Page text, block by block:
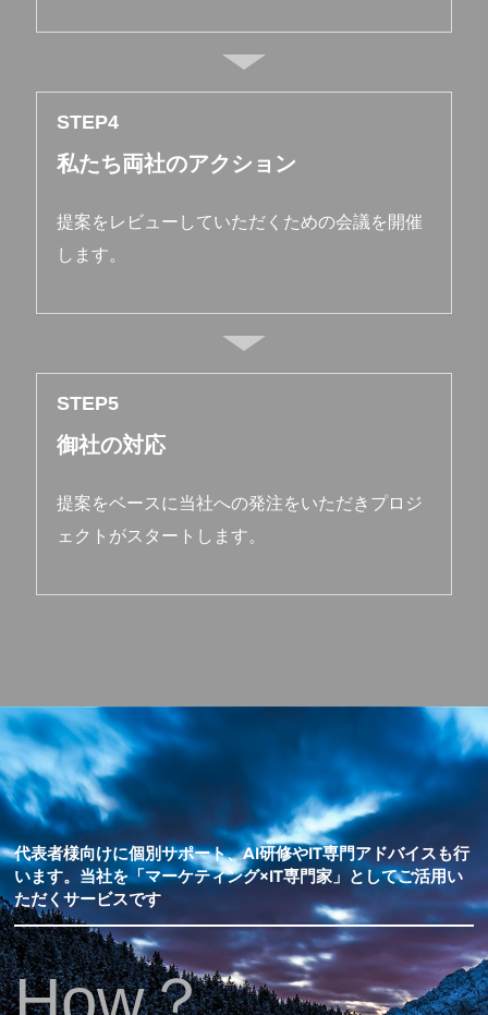
STEP
私たち両社のアクション
提案をレビューしていただくための会議を開催
します。
STEP
御社の対応
提案をベースに当社への発注をいただきプロジ
ェクトがスタートします。
代表者様向けに個別サポート、AI研修やIT専門アドバイスも行
います。当社を「マーケティング×IT専門家」としてご活用い
ただくサービスです